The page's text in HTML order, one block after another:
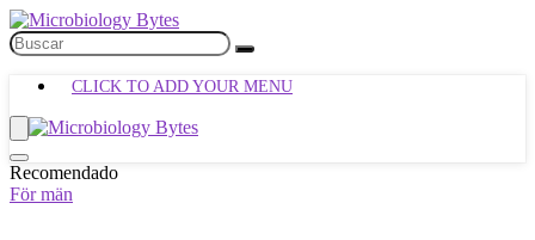
CLICK TO ADD YOUR MENU
Recomendado
För män